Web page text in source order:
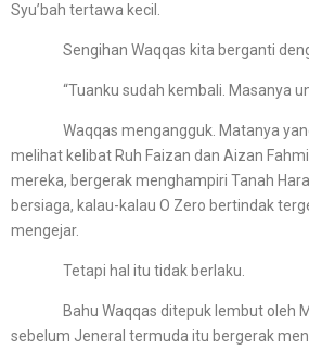
Syu’bah tertawa kecil.
Sengihan Waqqas kita berganti
“Tuanku sudah kembali. Masanya
Waqqas mengangguk. Matanya
melihat kelibat Ruh Faizan dan Aizan
mereka, bergerak menghampiri Tanah
bersiaga, kalau-kalau O Zero bertindak
mengejar.
Tetapi hal itu tidak berlaku.
Bahu Waqqas ditepuk lembut oleh
sebelum Jeneral termuda itu bergerak